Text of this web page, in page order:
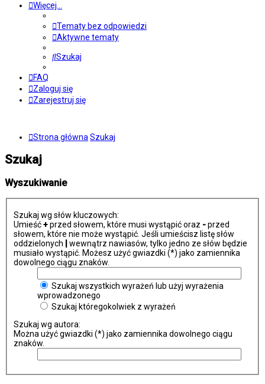
Więcej…
Tematy bez odpowiedzi
Aktywne tematy
Szukaj
FAQ
Zaloguj się
Zarejestruj się
Strona główna Szukaj
Szukaj
Wyszukiwanie
Szukaj wg słów kluczowych:
Umieść+przed słowem, które musi wystąpić oraz -przed
słowem, które nie może wystąpić. Jeśli umieścisz listę słów
oddzielonych
wewnątrz nawiasów, tylko jedno ze słów będzie
musiało wystąpić. Możesz użyć gwiazdki (*) jako zamiennika
dowolnego ciągu znaków.
Szukaj wszystkich wyrażeń lub użyj wyrażenia
wprowadzonego
Szukaj któregokolwiek z wyrażeń
Szukaj wg autora:
Można użyć gwiazdki (*) jako zamiennika dowolnego ciągu
znaków.